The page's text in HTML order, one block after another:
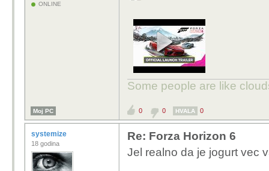
ONLINE
Some people are like
Moj PC 0 0 HVALA 0
systemize
18 godina
Re: Forza Horizon 6
Jel realno da je jogurt vec